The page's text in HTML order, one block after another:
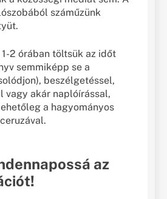
száműzünk
2 órában töltsük az időt
semmiképp se a
beszélgetéssel,
vagy akár naplóírással,
a hagyományos
az